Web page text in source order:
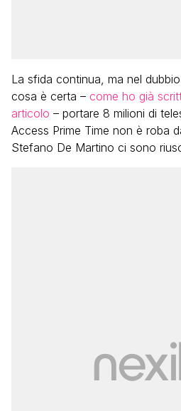
La sfida continua, ma nel
cosa è certa – come ho già
articolo – portare 8 milioni di
Access Prime Time non è roba
Stefano De Martino ci sono